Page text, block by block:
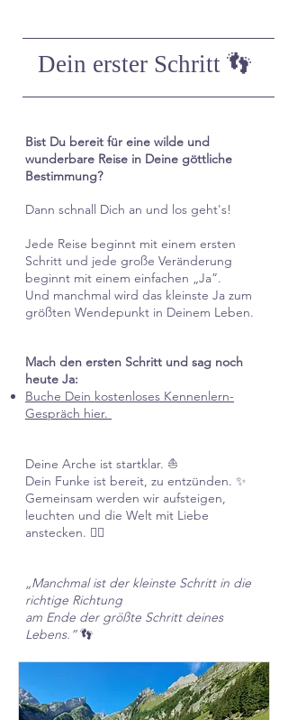
Dein erster Schritt 👣
Bist Du bereit für eine wilde und
wunderbare Reise in Deine göttliche
Bestimmung?
Dann schnall Dich an und los geht's!
Jede Reise beginnt mit einem ersten
Schritt und jede große Veränderung
beginnt mit einem einfachen „Ja”.
Und manchmal wird das kleinste Ja zum
größten Wendepunkt in Deinem Leben.
Mach den ersten Schritt und sag noch
heute Ja:
Buche Dein kostenloses Kennenlern-
Gespräch hier.
Deine Arche ist startklar. ⛵
Dein Funke ist bereit, zu entzünden. ✨
Gemeinsam werden wir aufsteigen,
leuchten und die Welt mit Liebe
anstecken. ❤️‍🔥
„Manchmal ist der kleinste Schritt in die
richtige Richtung
am Ende der größte Schritt deines
Lebens.”👣